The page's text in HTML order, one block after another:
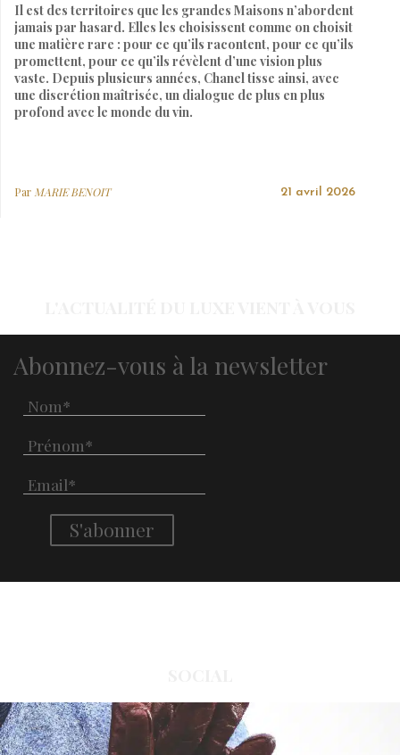
Il est des territoires que les grandes Maisons n’abordent
jamais par hasard. Elles les choisissent comme on choisit
une matière rare : pour ce qu’ils racontent, pour ce qu’ils
promettent, pour ce qu’ils révèlent d’une vision plus
vaste. Depuis plusieurs années, Chanel tisse ainsi, avec
une discrétion maîtrisée, un dialogue de plus en plus
profond avec le monde du vin.
Par MARIE BENOIT 21 avril 2026
Abonnez-vous à la newsletter